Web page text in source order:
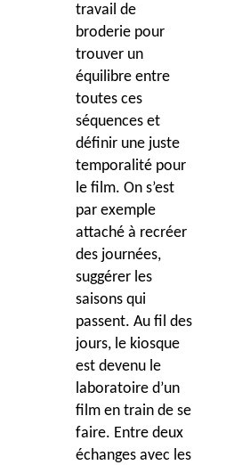
travail de
broderie pour
trouver un
équilibre entre
toutes ces
séquences et
définir une juste
temporalité pour
le film. On s’est
par exemple
attaché à recréer
des journées,
suggérer les
saisons qui
passent. Au fil des
jours, le kiosque
est devenu le
laboratoire d’un
film en train de se
faire. Entre deux
échanges avec les